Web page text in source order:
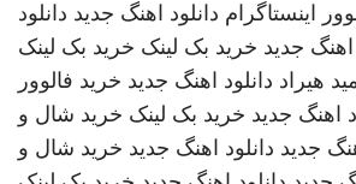
اینستاگرام دانلود اهنگ جدید دانلود
اهنگ جدید خرید بک لینک خرید بک لینک
هیراد دانلود اهنگ جدید خرید فالوور
اهنگ جدید خرید بک لینک خرید شال و
جدید دانلود اهنگ جدید خرید شال و